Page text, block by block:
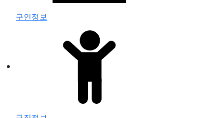
구인정보